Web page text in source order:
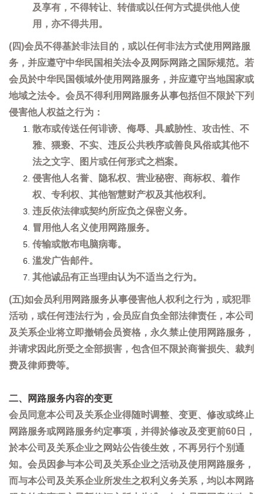
及享有，不得转让、转借或以任何方式提供他人使
用，亦不得共用。
(四)会员不得基於非法目的，或以任何非法方式使用网路服
务，并应遵守中华民国相关法令及网际网路之国际规范。若
会员於中华民国领域外使用网路服务，并应遵守当地国家或
地域之法令。会员不得利用网路服务从事包括但不限於下列
侵害他人权益之行为：
散布或传送任何诽谤、侮辱、具威胁性、攻击性、不
雅、猥亵、不实、违反公共秩序或善良风俗或其他不
法之文字、图片或任何形式之档案。
侵害他人名誉、隐私权、营业秘密、商标权、着作
权、专利权、其他智慧财产权及其他权利。
违反依法律或契约所应负之保密义务。
冒用他人名义使用网路服务。
传输或散布电脑病毒。
滥发广告邮件。
其他诚品有正当理由认为不适当之行为。
(五)如会员利用网路服务从事侵害他人权利之行为，或犯罪
活动，或任何违法行为，会员应自负全部法律责任，本公司
及关系企业将立即撤销会员资格，永久禁止使用网路服务，
并请求因此所受之全部损害，包含但不限於商誉损失、裁判
费及律师费等。
二、网路服务内容的变更
会员同意本公司及关系企业得随时调整、变更、修改或终止
网路服务或网路服务约定事项，并得於修改及变更前60日，
於本公司及关系企业之网站公告後生效，不再另行个别通
知。会员因参与本公司及关系企业之活动及使用网路服务，
而与本公司及关系企业所发生之权利义务关系，均以本网路